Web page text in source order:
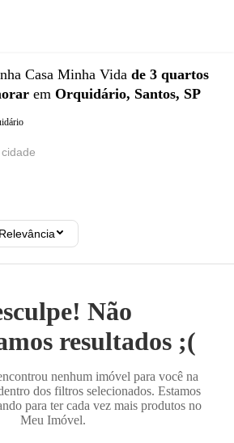
Casa Minha Vida de 3 quartos
em Orquidário, Santos, SP
Relevância
Não
resultados ;(
nenhum imóvel para você na
dos filtros selecionados. Estamos
para ter cada vez mais produtos no
Meu Imóvel.